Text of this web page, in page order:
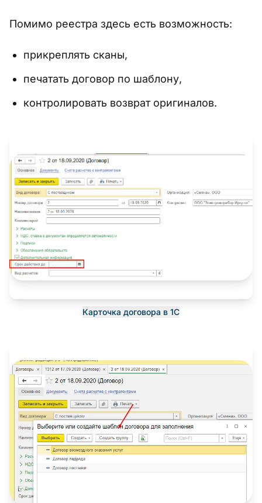
Помимо реестра здесь есть возможность:
прикреплять сканы,
печатать договор по шаблону,
контролировать возврат оригиналов.
Карточка договора в 1С